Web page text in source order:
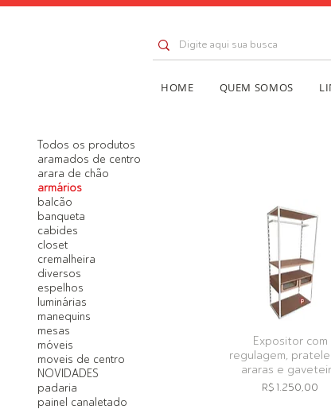
HOME QUEM SOMOS
Todos os produtos
aramados de centro
arara de chão
armários
balcão
banqueta
cabides
closet
cremalheira
diversos
espelhos
luminárias
manequins
mesas
móveis
moveis de centro
NOVIDADES
padaria
painel canaletado
Expositor com
regulagem,
araras e
Preço
R$ 1.250,00